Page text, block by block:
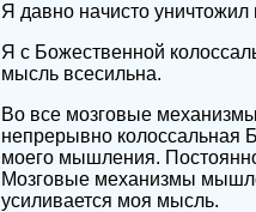
Я давно начисто
Я с Божественной
мысль всесильна.
Во все мозговые
непрерывно колоссальная
моего мышления.
Мозговые механизмы
усиливается моя мысль.